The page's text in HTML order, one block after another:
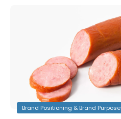
Brand Positioning & Brand Purpose